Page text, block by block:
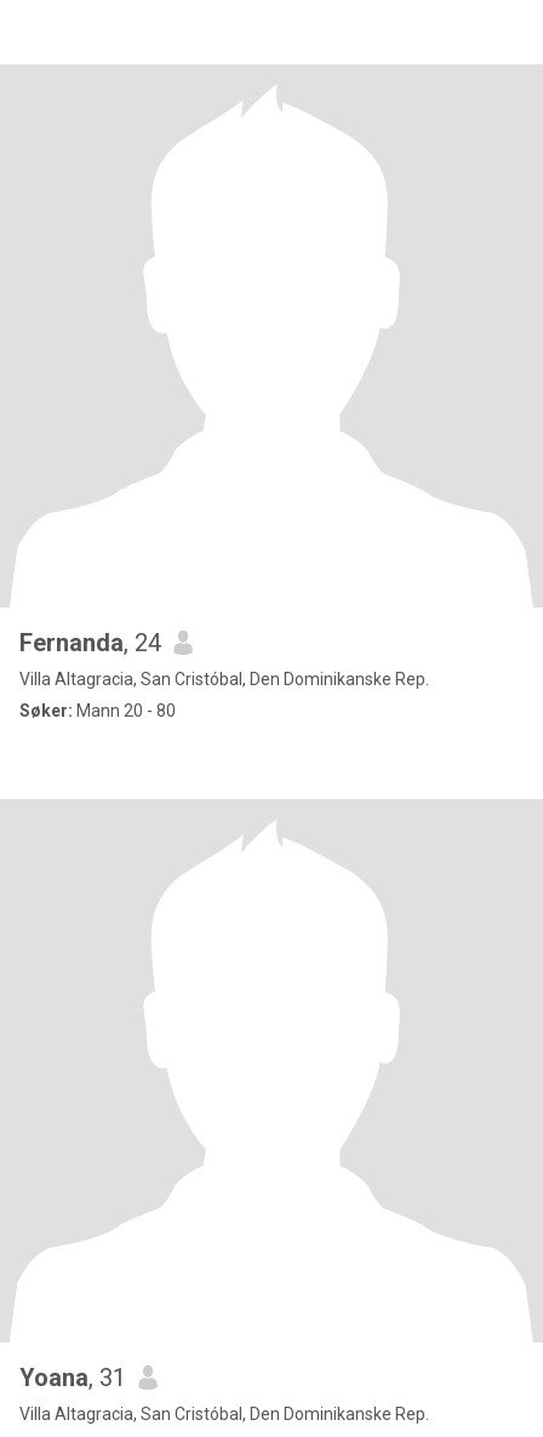
Fernanda, 24
Villa Altagracia, San Cristóbal, Den Dominikanske Rep.
Søker: Mann 20 - 80
Yoana, 31
Villa Altagracia, San Cristóbal, Den Dominikanske Rep.